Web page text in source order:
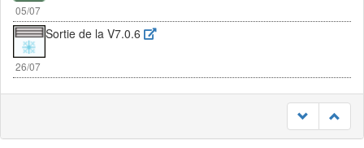
05/07
26/07
Sortie de la V7.0.6